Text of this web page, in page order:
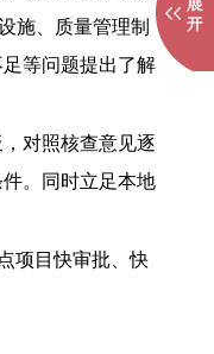
施、质量管理制
等问题提出了解
对照核查意见逐
。同时立足本地
项目快审批、快